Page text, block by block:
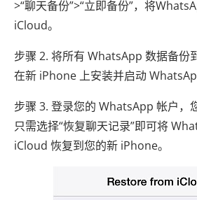
>“聊天备份”>“立即备份”，将
iCloud。
步骤 2. 将所有 WhatsApp 数据备份
在新 iPhone 上安装并启动
步骤 3. 登录您的 WhatsApp 帐户，
只需选择“恢复聊天记录”即可将
iCloud 恢复到您的新 iPhone。